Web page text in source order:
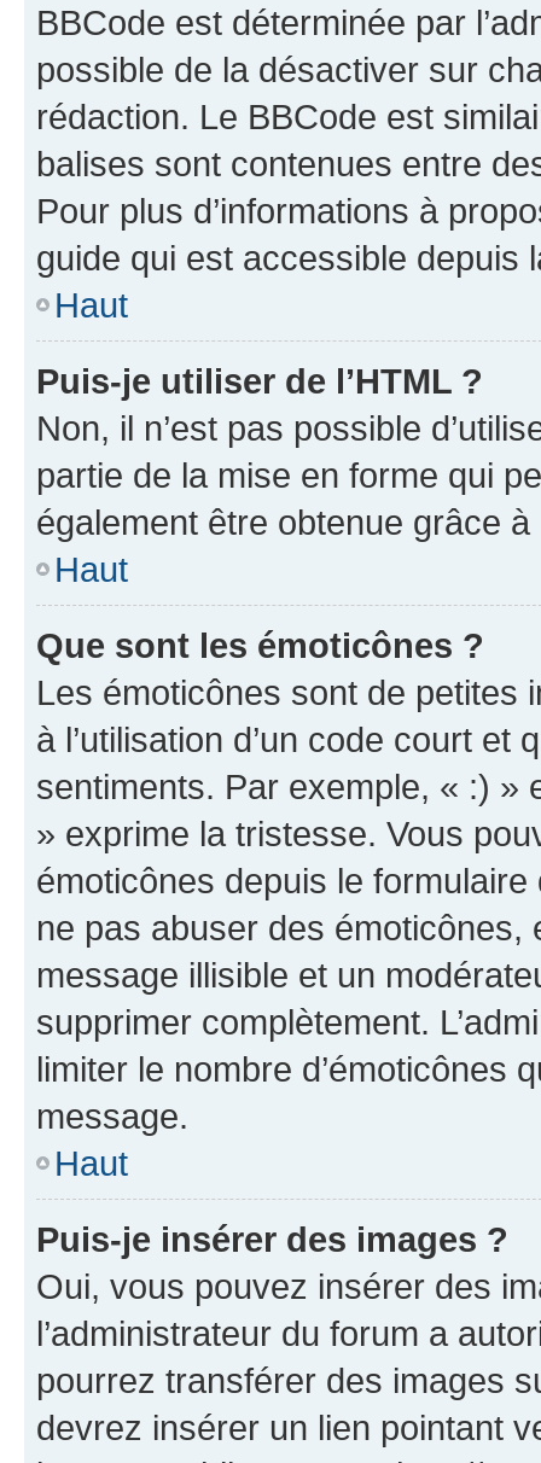
BBCode est déterminée par
possible de la désactiver sur
rédaction. Le BBCode est
balises sont contenues entre
Pour plus d’informations à
guide qui est accessible depuis
Haut
Puis-je utiliser de l’HTML ?
Non, il n’est pas possible
partie de la mise en forme qui
également être obtenue grâce à
Haut
Que sont les émoticônes ?
Les émoticônes sont de petites
à l’utilisation d’un code court et
sentiments. Par exemple, « :) »
» exprime la tristesse. Vous
émoticônes depuis le
ne pas abuser des
message illisible et un
supprimer complètement.
limiter le nombre d’émoticônes
message.
Haut
Puis-je insérer des images ?
Oui, vous pouvez insérer des
l’administrateur du forum a
pourrez transférer des images
devrez insérer un lien pointant